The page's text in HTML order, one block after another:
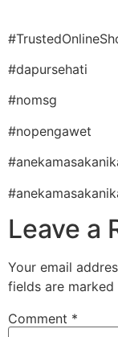
#dapursehati
#nomsg
#nopengawet
Leave a
Your email
fields are marked
Comment *